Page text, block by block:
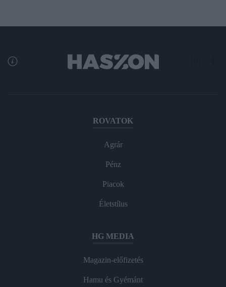
ROVATOK
Agrár
Pénz
Piacok
Életstílus
HG MEDIA
Magazin-előfizetés
Hamu és Gyémánt